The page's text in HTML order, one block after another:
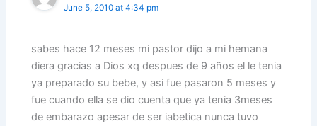
June 5, 2010 at 4:34 pm
sabes hace 12 meses mi pastor dijo a mi hemana
diera gracias a Dios xq despues de 9 años el le tenia
ya preparado su bebe, y asi fue pasaron 5 meses y
fue cuando ella se dio cuenta que ya tenia 3meses
de embarazo apesar de ser iabetica nunca tuvo